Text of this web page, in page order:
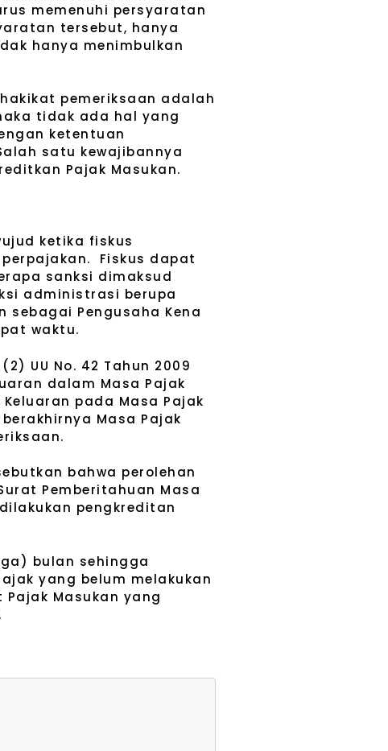
memenuhi persyaratan
tersebut, hanya
hanya menimbulkan
pemeriksaan adalah
tidak ada hal yang
ketentuan
satu kewajibannya
Pajak Masukan.
ketika fiskus
Fiskus dapat
sanksi dimaksud
administrasi berupa
sebagai Pengusaha Kena
waktu.
UU No. 42 Tahun 2009
dalam Masa Pajak
pada Masa Pajak
Masa Pajak
bahwa perolehan
Pemberitahuan Masa
pengkreditan
bulan sehingga
yang belum melakukan
Masukan yang